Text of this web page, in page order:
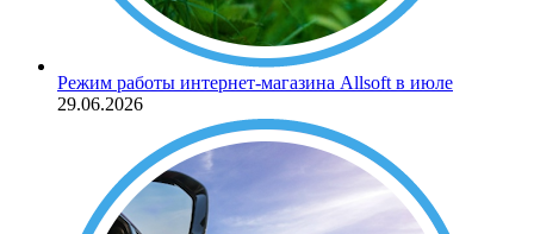
Режим работы интернет-магазина Allsoft в июле
29.06.2026